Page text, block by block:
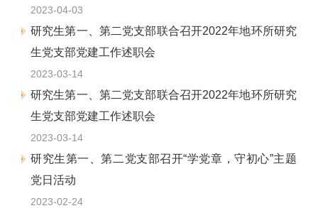
2023-04-03
研究生第一、第二党支部联合召开2022年地环所研究
生党支部党建工作述职会
2023-03-14
研究生第一、第二党支部联合召开2022年地环所研究
生党支部党建工作述职会
2023-03-14
研究生第一、第二党支部召开“学党章，守初心”主题
党日活动
2023-02-24